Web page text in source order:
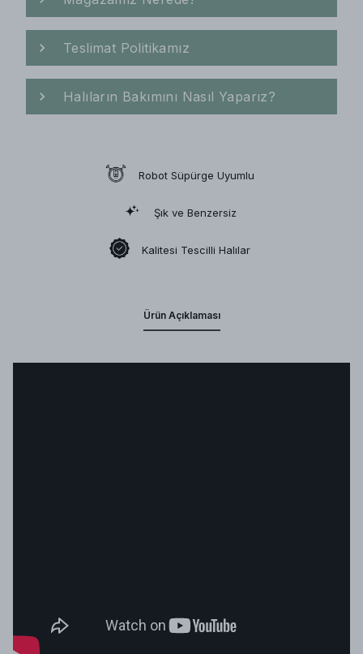
Teslimat Politikamız
Halıların Bakımını Nasıl Yaparız?
Robot Süpürge Uyumlu
Şık ve Benzersiz
Kalitesi Tescilli Halılar
Ürün Açıklaması